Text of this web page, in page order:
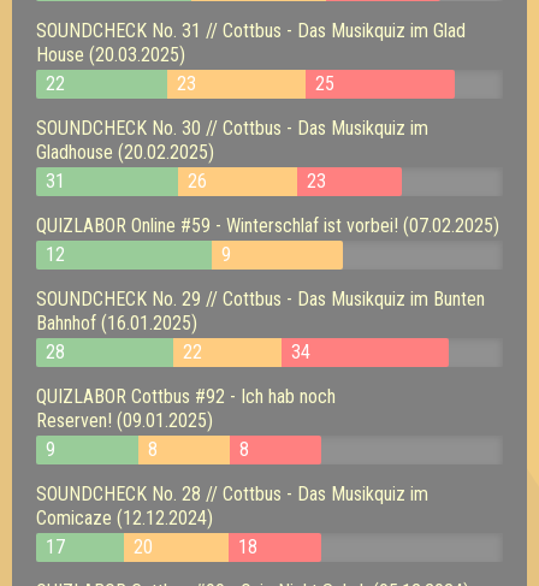
SOUNDCHECK No. 31 // Cottbus - Das Musikquiz im Glad
House (20.03.2025)
22
23
25
SOUNDCHECK No. 30 // Cottbus - Das Musikquiz im
Gladhouse (20.02.2025)
31
26
23
QUIZLABOR Online #59 - Winterschlaf ist vorbei! (07.02.2025)
12
9
SOUNDCHECK No. 29 // Cottbus - Das Musikquiz im Bunten
Bahnhof (16.01.2025)
28
22
34
QUIZLABOR Cottbus #92 - Ich hab noch
Reserven! (09.01.2025)
9
8
8
SOUNDCHECK No. 28 // Cottbus - Das Musikquiz im
Comicaze (12.12.2024)
17
20
18